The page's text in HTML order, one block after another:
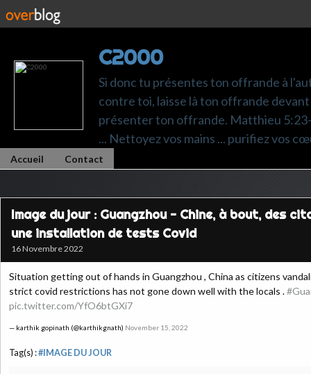
C2000
Si donc tu présentes ton offrande à
contre toi, laisse là ton offrande
présenter ton offrande. Matthieu 5:23-
... Nettoyez vos mains ... purifiez vos
Accueil Contact
Image du jour : Guangzhou - Chine, à bout, des
une installation de tests Covid
16 Novembre 2022
Situation getting out of hands in Guangzhou , China as citizens
strict covid restrictions has not gone down well with the locals .
pic.twitter.com/YfO6btGXi7
— karthik gopinath (@karthikgnath) November 15, 2022
Tag(s) :#IMAGE DU JOUR